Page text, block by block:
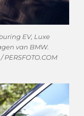
EV, Luxe
van BMW.
PERSFOTO.COM